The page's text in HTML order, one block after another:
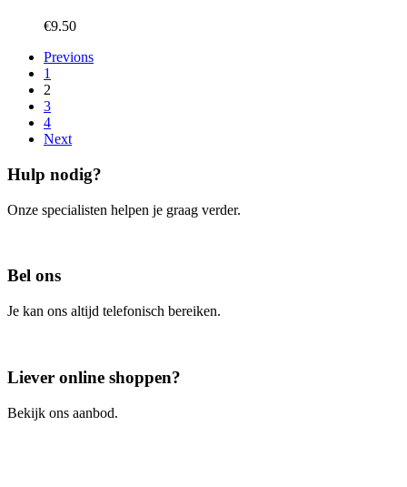
€9.50
Previons
1
2
3
4
Next
Hulp nodig?
Onze specialisten helpen je graag verder.
Bel ons
Je kan ons altijd telefonisch bereiken.
Liever online shoppen?
Bekijk ons aanbod.